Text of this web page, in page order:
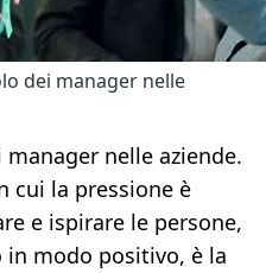
dei manager nelle
nelle aziende.
cui la pressione è
e ispirare le persone,
modo positivo, è la